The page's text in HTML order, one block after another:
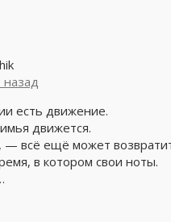
назад
есть движение.
движется.
— всё ещё может
в котором свои ноты.